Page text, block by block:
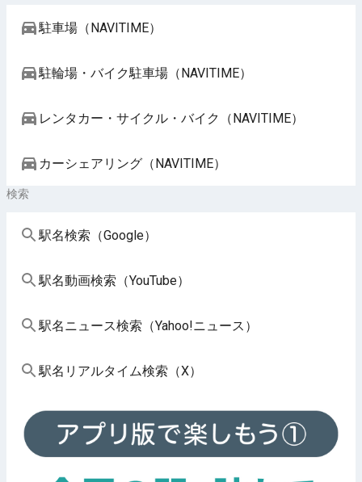
駐車場（NAVITIME）
駐輪場・バイク駐車場（NAVITIME）
レンタカー・サイクル・バイク（NAVITIME）
カーシェアリング（NAVITIME）
検索
駅名検索（Google）
駅名動画検索（YouTube）
駅名ニュース検索（Yahoo!ニュース）
駅名リアルタイム検索（X）